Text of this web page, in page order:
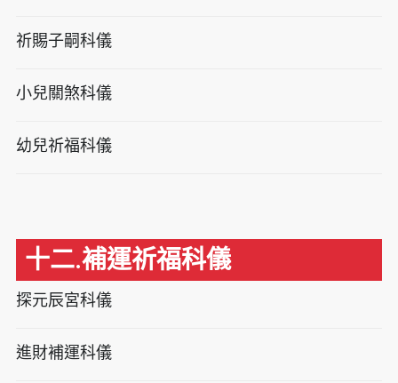
祈賜子嗣科儀
小兒關煞科儀
幼兒祈福科儀
十二.補運祈福科儀
探元辰宮科儀
進財補運科儀